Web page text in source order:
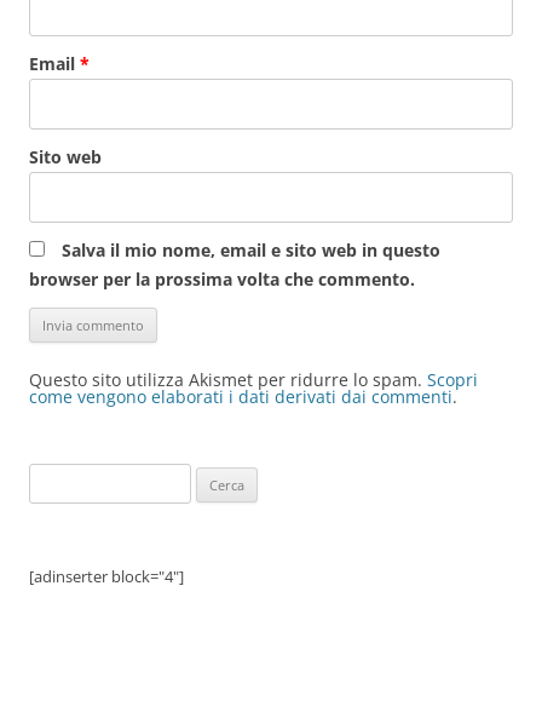
Email *
Sito web
Salva il mio nome, email e sito web in questo
browser per la prossima volta che commento.
Questo sito utilizza Akismet per ridurre lo spam. Scopri
come vengono elaborati i dati derivati dai commenti.
per:
[adinserter block="4"]